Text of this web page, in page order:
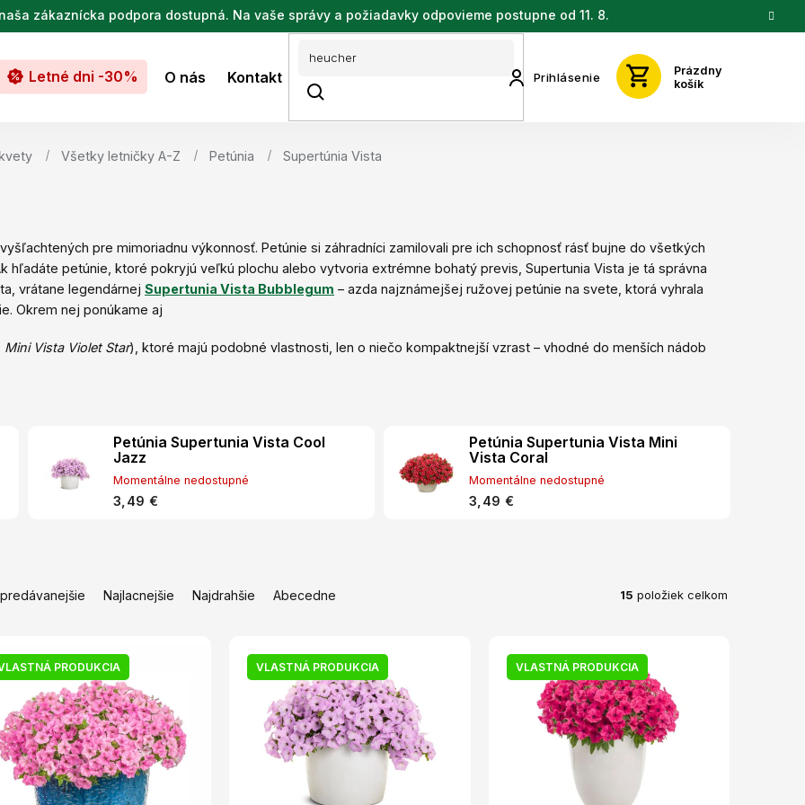
zákaznícka podpora dostupná. Na vaše správy a požiadavky odpovieme postupne od 11. 8.
Prihlásenie
Prázdny
košík
Letné dni -30% O nás Kontakt
Všetky letničky A-Z Petúnia Supertúnia Vista
pre mimoriadnu výkonnosť. Petúnie si záhradníci zamilovali pre ich schopnosť rásť bujne do všetkých
hľadáte petúnie, ktoré pokryjú veľkú plochu alebo vytvoria extrémne bohatý previs, Supertunia Vista je tá správna
vrátane legendárnej Supertunia Vista Bubblegum – azda najznámejšej ružovej petúnie na svete, ktorá vyhrala
Okrem nej ponúkame aj
Mini Vista Violet Star), ktoré majú podobné vlastnosti, len o niečo kompaktnejší vzrast – vhodné do menších nádob
Petúnia Supertunia Vista Cool
Jazz
Momentálne nedostupné
3,49 €
Petúnia Supertunia Vista Mini
Vista Coral
Momentálne nedostupné
3,49 €
Najlacnejšie Najdrahšie Abecedne 15 položiek celkom
PRODUKCIA VLASTNÁ PRODUKCIA VLASTNÁ PRODUKCIA